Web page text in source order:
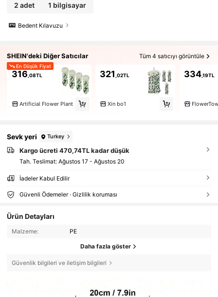
2 adet 1 bilgisayar
Bedent Kılavuzu
SHEIN'deki Diğer Satıcılar Tüm 4 satıcıyı görüntüle
En Düşük Fiyat
316 ,08TL
Artificial Flower Plant
321 ,02TL
Xin bo1
334,19TL
Sevk yeri Turkey
Kargo ücreti 470,74TL kadar düşük
Tah. Teslimat: Ağustos 17 - Ağustos 20
İadeler Kabul Edilir
Güvenli Ödemeler · Gizlilik koruması
Ürün Detayları
Malzeme: PE
Daha fazla göster
Güvenlik bilgileri ve iletişim bilgileri